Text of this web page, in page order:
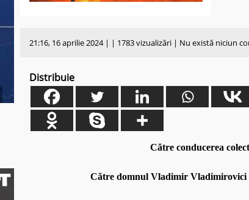
21:16, 16 aprilie 2024 | | 1783 vizualizări | Nu există niciun
Distribuie
Către conducerea
Către domnul Vladimir Vladimirovici